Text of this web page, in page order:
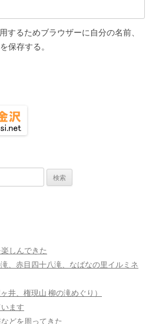
するためブラウザーに自分の名前、
保存する。
しんできた
、赤目四十八滝、なばなの里イルミネ
井、権現山 柳の滝めぐり）
ます
どを周ってきた